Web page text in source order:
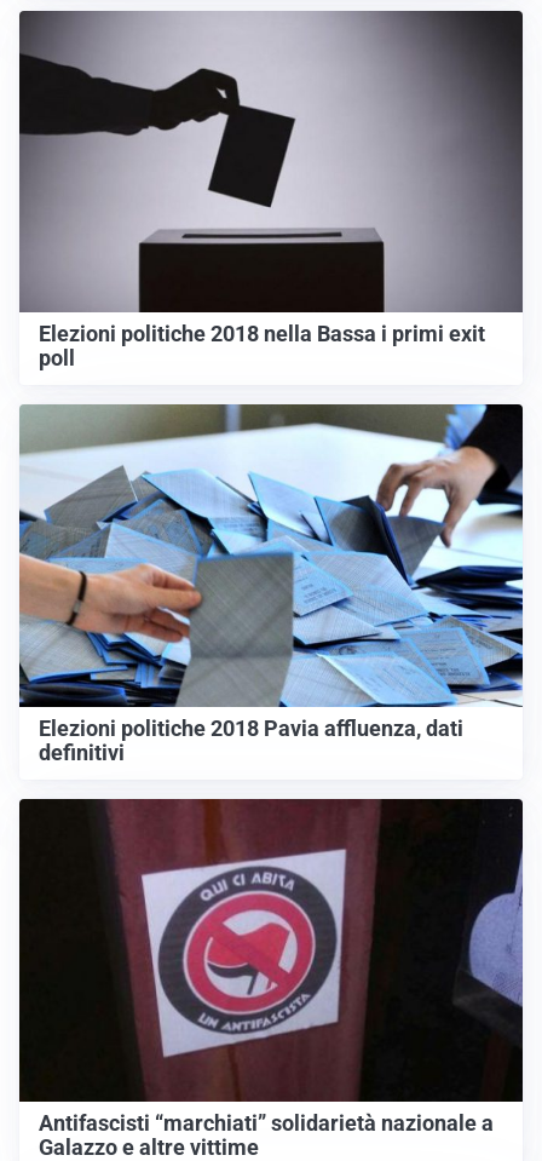
Elezioni politiche 2018 nella Bassa i primi exit
poll
Elezioni politiche 2018 Pavia affluenza, dati
definitivi
Antifascisti “marchiati” solidarietà nazionale a
Galazzo e altre vittime